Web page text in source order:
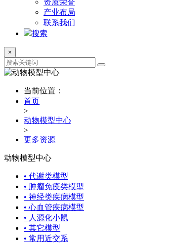
资质荣誉
产业布局
联系我们
搜索
×
当前位置：
首页
>
动物模型中心
>
更多资源
动物模型中心
• 代谢类模型
• 肿瘤免疫类模型
• 神经类疾病模型
• 心血管疾病模型
• 人源化小鼠
• 其它模型
• 常用近交系